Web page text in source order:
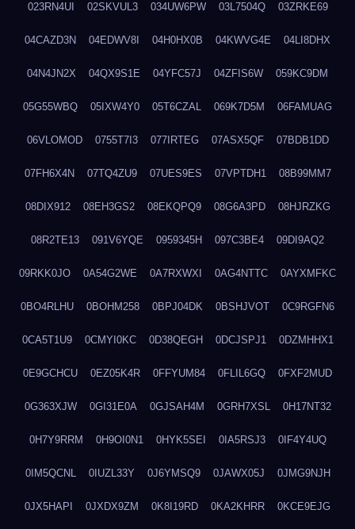
023RN4UI 02SKVUL3 034UW6PW 03L7504Q 03ZRKE69
04CAZD3N 04EDWV8I 04H0HX0B 04KWVG4E 04LI8DHX
04N4JN2X 04QX9S1E 04YFC57J 04ZFIS6W 059KC9DM
05G55WBQ 05IXW4Y0 05T6CZAL 069K7D5M 06FAMUAG
06VLOMOD 0755T7I3 077IRTEG 07ASX5QF 07BDB1DD
07FH6X4N 07TQ4ZU9 07UES9ES 07VPTDH1 08B99MM7
08DIX912 08EH3GS2 08EKQPQ9 08G6A3PD 08HJRZKG
08R2TE13 091V6YQE 0959345H 097C3BE4 09DI9AQ2
09RKK0JO 0A54G2WE 0A7RXWXI 0AG4NTTC 0AYXMFKC
0BO4RLHU 0BOHM258 0BPJ04DK 0BSHJVOT 0C9RGFN6
0CA5T1U9 0CMYI0KC 0D38QEGH 0DCJSPJ1 0DZMHHX1
0E9GCHCU 0EZ05K4R 0FFYUM84 0FLIL6GQ 0FXF2MUD
0G363XJW 0GI31E0A 0GJSAH4M 0GRH7XSL 0H17NT32
0H7Y9RRM 0H9OI0N1 0HYK5SEI 0IA5RSJ3 0IF4Y4UQ
0IM5QCNL 0IUZL33Y 0J6YMSQ9 0JAWX05J 0JMG9NJH
0JX5HAPI 0JXDX9ZM 0K8I19RD 0KA2KHRR 0KCE9EJG